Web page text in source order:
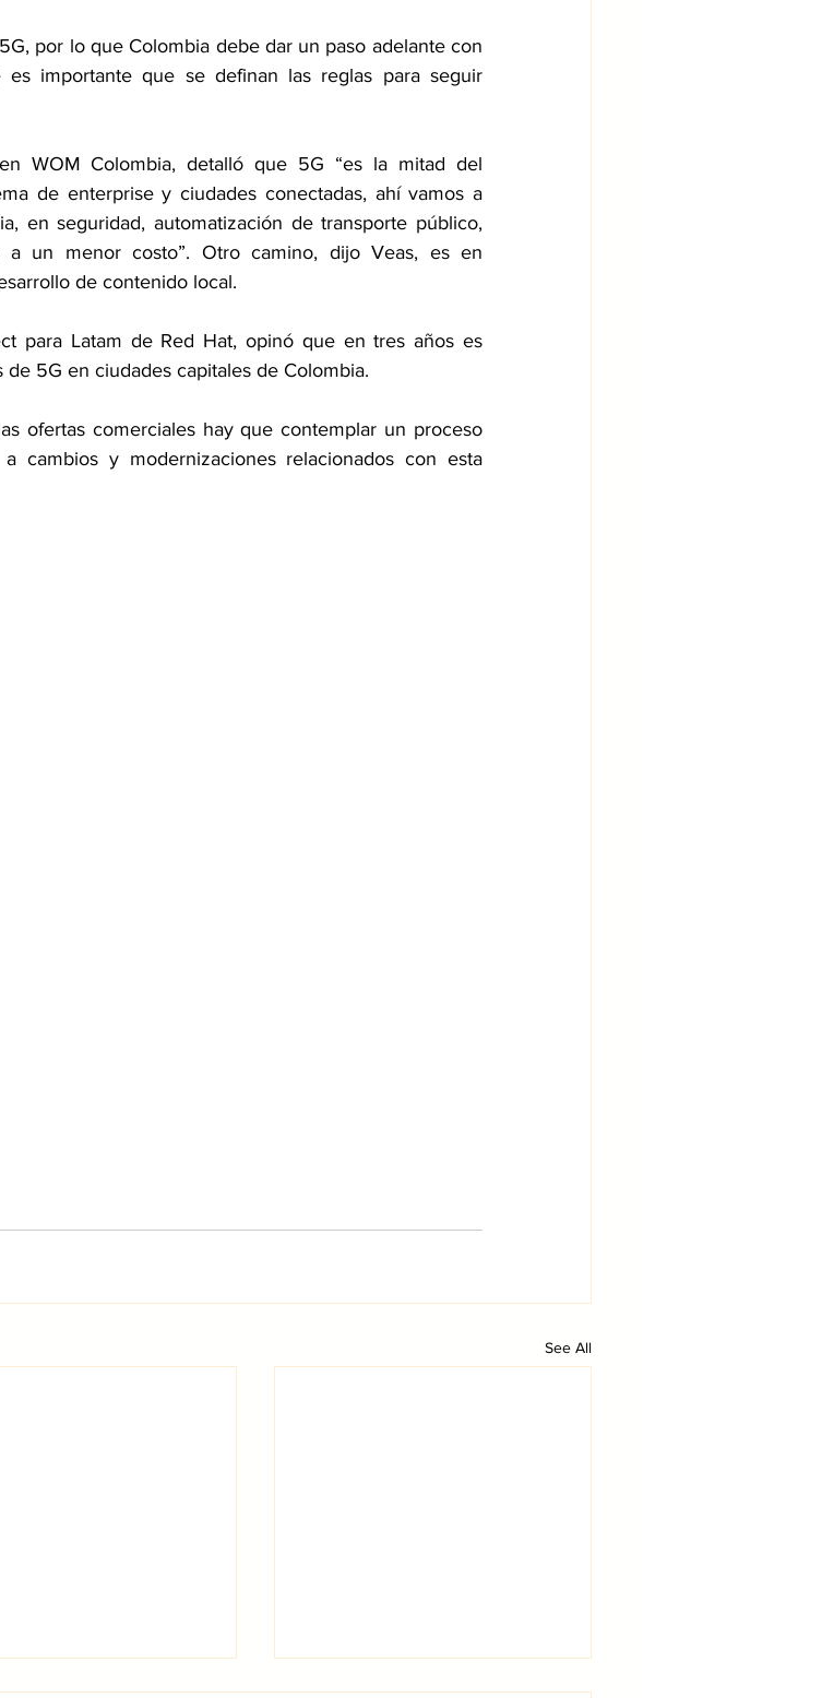
por lo que Colombia debe dar un paso adelante con
importante que se definan las reglas para seguir
WOM Colombia, detalló que 5G “es la mitad del
de enterprise y ciudades conectadas, ahí vamos a
en seguridad, automatización de transporte público,
un menor costo”. Otro camino, dijo Veas, es en
de contenido local.
para Latam de Red Hat, opinó que en tres años es
5G en ciudades capitales de Colombia.
ofertas comerciales hay que contemplar un proceso
cambios y modernizaciones relacionados con esta
See All